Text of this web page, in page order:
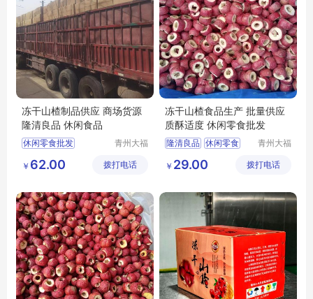
冻干山楂制品供应 商场货源
隆清良品 休闲食品
休闲零食批发
隆清良品山楂食品批发
冻干山楂食品厂家供应
青州大福
展有限公
￥ 62.00 拨打电话
冻干山楂食品生产 批量供应
质酥适度 休闲零食批发
隆清良品 休闲零食
休闲食品批发
青州大福
展有限公
￥ 29.00 拨打电话